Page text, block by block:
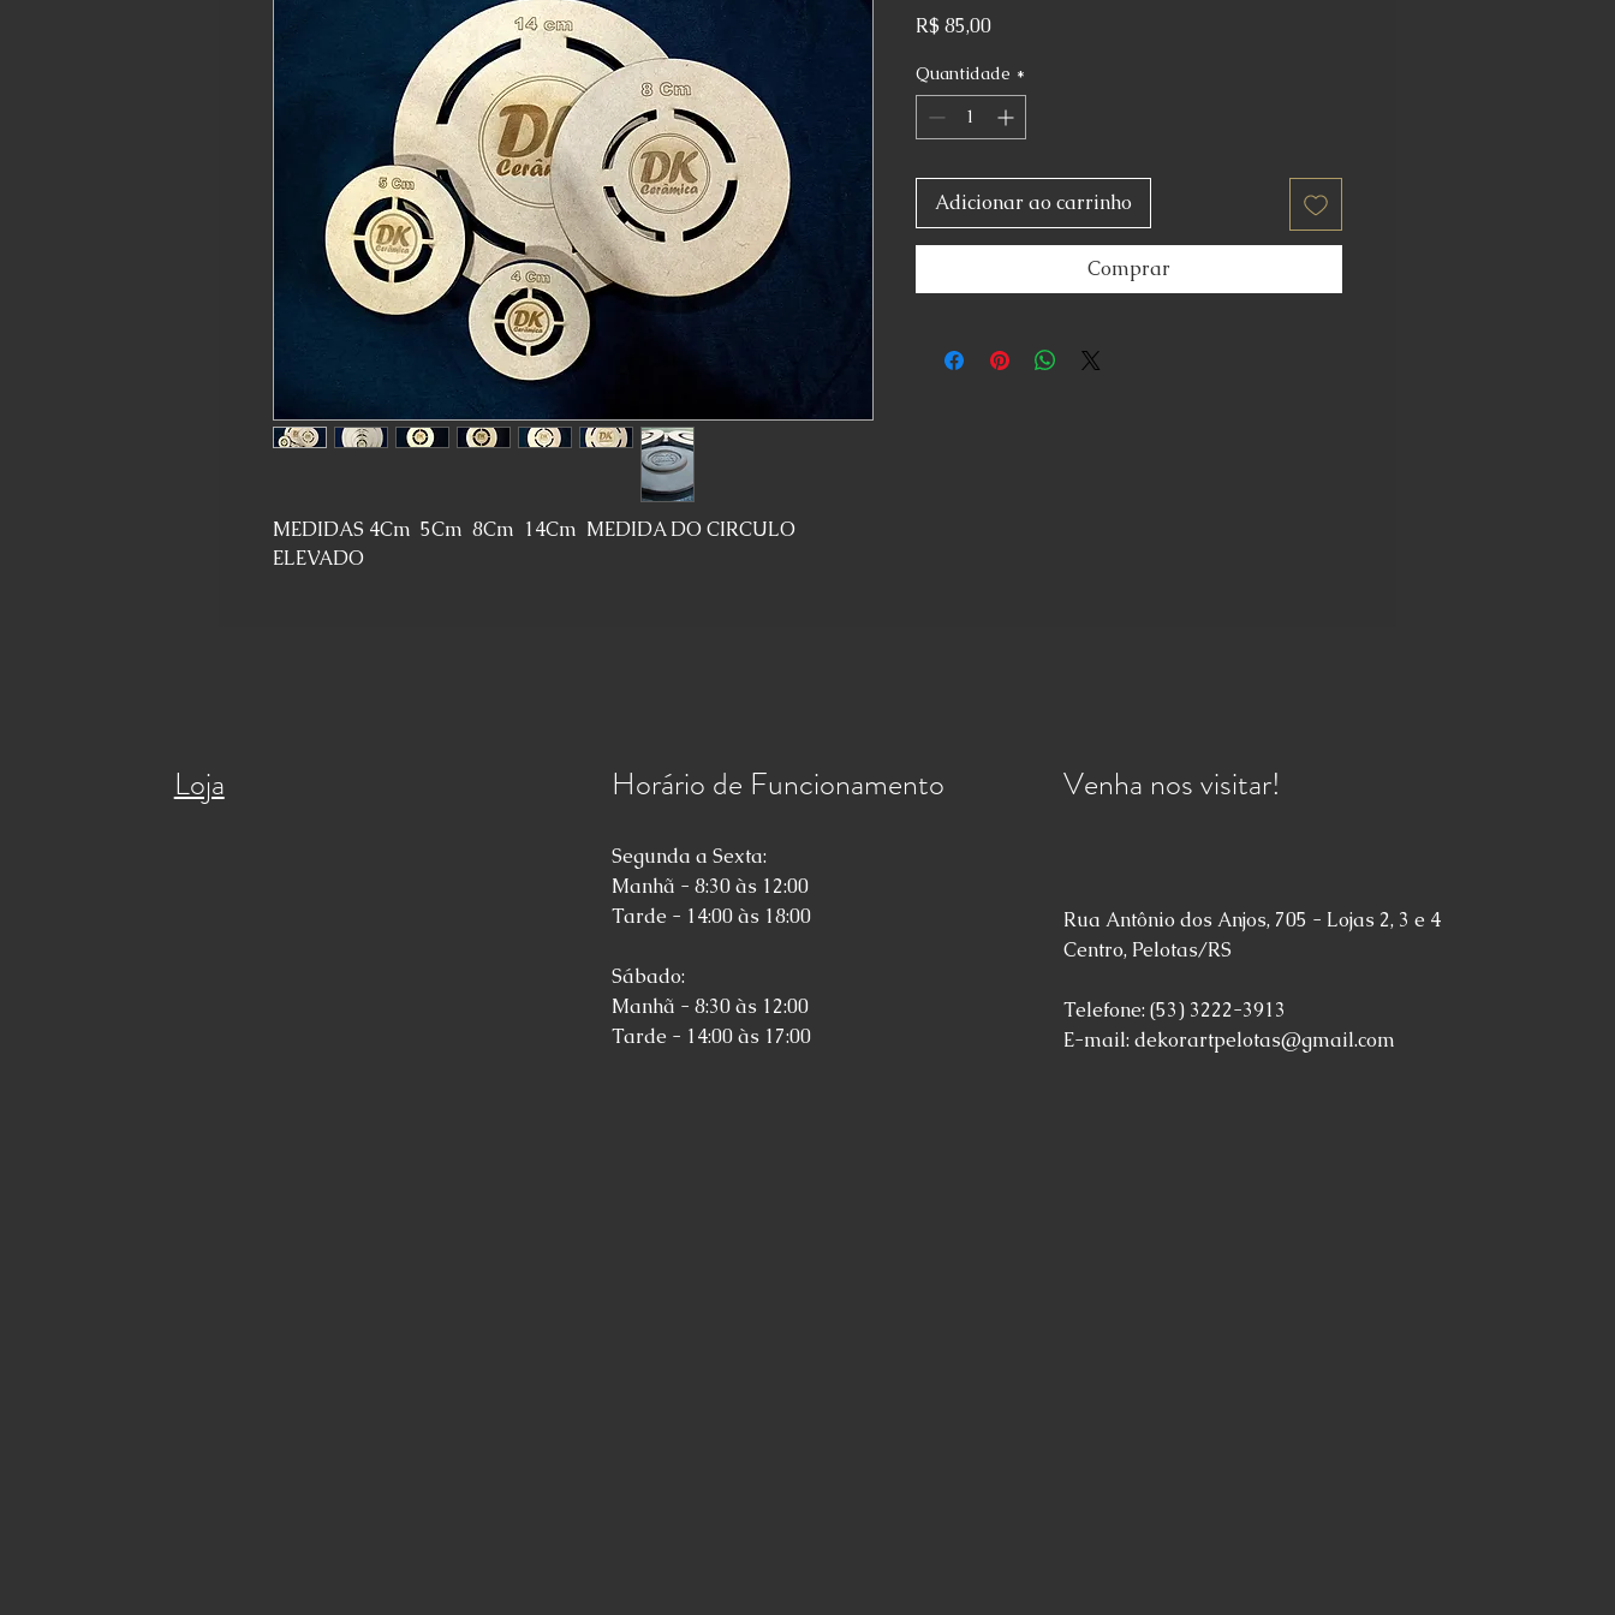
MEDIDAS 4Cm 5Cm 8Cm 14Cm MEDIDA DO CIRCULO
ELEVADO
R$ 85,00Preço
Quantidade *
Adicionar ao carrinho
Comprar
Loja Horário de Funcionamento
Segunda a Sexta:
Manhã - 8:30 às 12:00
Tarde - 14:00 às 18:00
Sábado:
Manhã - 8:30 às 12:00
Tarde - 14:00 às 17:00
Venha nos visitar!
Rua Antônio dos Anjos, 705 - Lojas 2, 3 e 4
Centro, Pelotas/RS
Telefone: (53) 3222-3913
E-mail:dekorartpelotas@gmail.com